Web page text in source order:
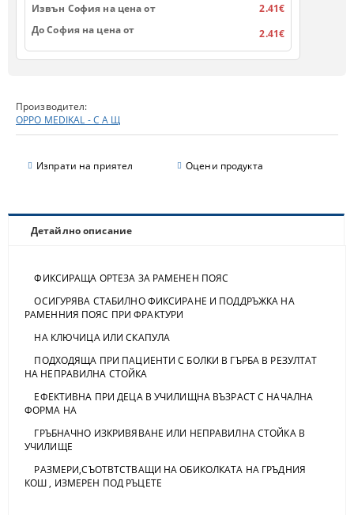
Производител:
OPPO MEDIKAL - С А Щ
Изпрати на приятел Оцени продукта
Извън София на цена от
2.41€
До София на цена от
2.41€
Детайлно описание
ФИКСИРАЩА ОРТЕЗА ЗА РАМЕНЕН ПОЯС
ОСИГУРЯВА СТАБИЛНО ФИКСИРАНЕ И ПОДДРЪЖКА НА
РАМЕННИЯ ПОЯС ПРИ ФРАКТУРИ
НА КЛЮЧИЦА ИЛИ СКАПУЛА
ПОДХОДЯЩА ПРИ ПАЦИЕНТИ С БОЛКИ В ГЪРБА В РЕЗУЛТАТ
НА НЕПРАВИЛНА СТОЙКА
ЕФЕКТИВНА ПРИ ДЕЦА В УЧИЛИЩНА ВЪЗРАСТ С НАЧАЛНА
ФОРМА НА
ГРЪБНАЧНО ИЗКРИВЯВАНЕ ИЛИ НЕПРАВИЛНА СТОЙКА В
УЧИЛИЩЕ
РАЗМЕРИ,СЪОТВТСТВАЩИ НА ОБИКОЛКАТА НА ГРЪДНИЯ
КОШ , ИЗМЕРЕН ПОД РЪЦЕТЕ